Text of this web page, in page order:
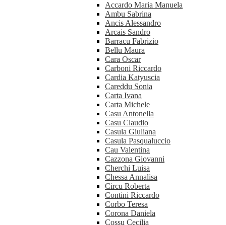
Accardo Maria Manuela
Ambu Sabrina
Ancis Alessandro
Arcais Sandro
Barracu Fabrizio
Bellu Maura
Cara Oscar
Carboni Riccardo
Cardia Katyuscia
Careddu Sonia
Carta Ivana
Carta Michele
Casu Antonella
Casu Claudio
Casula Giuliana
Casula Pasqualuccio
Cau Valentina
Cazzona Giovanni
Cherchi Luisa
Chessa Annalisa
Circu Roberta
Contini Riccardo
Corbo Teresa
Corona Daniela
Cossu Cecilia